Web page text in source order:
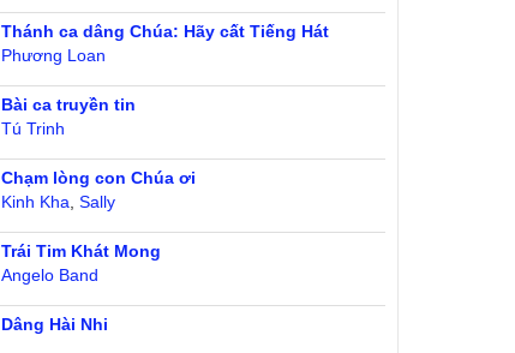
Thánh ca dâng Chúa: Hãy cất Tiếng Hát
Phương Loan
Bài ca truyền tin
Tú Trinh
Chạm lòng con Chúa ơi
Kinh Kha ,Sally
Trái Tim Khát Mong
Angelo Band
Dâng Hài Nhi